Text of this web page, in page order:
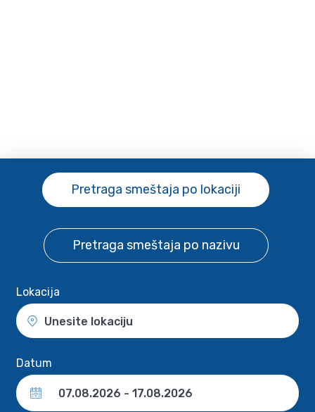
Pretraga smeštaja po lokaciji
Pretraga smeštaja po nazivu
Lokacija
Unesite lokaciju
Datum